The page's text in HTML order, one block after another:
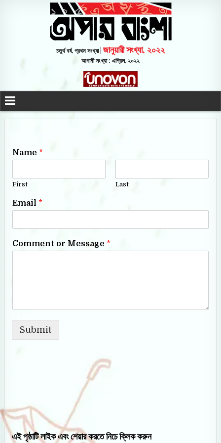
চতুর্থ বর্ষ, প্রথম সংখ্যা | জানুয়ারী সংখ্যা, ২০২২
আগামী সংখ্যা : এপ্রিল, ২০২২
Name *
First Last
Email *
Comment or Message *
Submit
এই পৃষ্ঠাটি লাইক এবং শেয়ার করতে নিচে ক্লিক করুন